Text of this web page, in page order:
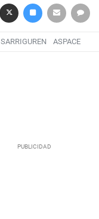
SARRIGUREN ASPACE